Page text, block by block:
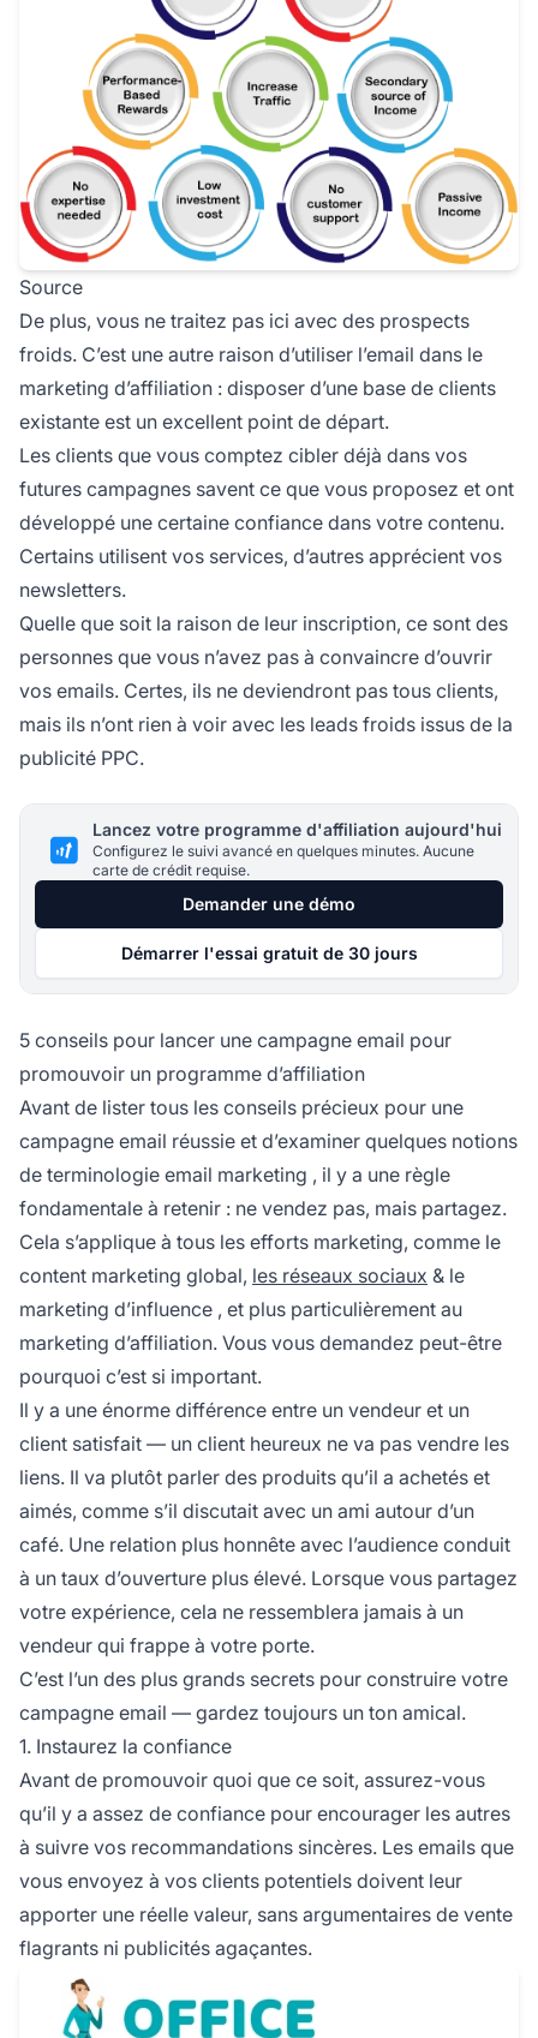
Source
De plus, vous ne traitez pas ici avec des prospects
froids. C’est une autre raison d’utiliser l’email dans le
marketing d’affiliation : disposer d’une base de clients
existante est un excellent point de départ.
Les clients que vous comptez cibler déjà dans vos
futures campagnes savent ce que vous proposez et ont
développé une certaine confiance dans votre contenu.
Certains utilisent vos services, d’autres apprécient vos
newsletters.
Quelle que soit la raison de leur inscription, ce sont des
personnes que vous n’avez pas à convaincre d’ouvrir
vos emails. Certes, ils ne deviendront pas tous clients,
mais ils n’ont rien à voir avec les leads froids issus de la
publicité PPC.
Lancez votre programme d'affiliation aujourd'hui
Configurez le suivi avancé en quelques minutes. Aucune
carte de crédit requise.
Demander une démo
Démarrer l'essai gratuit de 30 jours
5 conseils pour lancer une campagne email pour
promouvoir un programme d’affiliation
Avant de lister tous les conseils précieux pour une
campagne email réussie et d’examiner quelques notions
de terminologie email marketing , il y a une règle
fondamentale à retenir : ne vendez pas, mais partagez.
Cela s’applique à tous les efforts marketing, comme le
content marketing global, les réseaux sociaux & le
marketing d’influence , et plus particulièrement au
marketing d’affiliation. Vous vous demandez peut-être
pourquoi c’est si important.
Il y a une énorme différence entre un vendeur et un
client satisfait — un client heureux ne va pas vendre les
liens. Il va plutôt parler des produits qu’il a achetés et
aimés, comme s’il discutait avec un ami autour d’un
café. Une relation plus honnête avec l’audience conduit
à un taux d’ouverture plus élevé. Lorsque vous partagez
votre expérience, cela ne ressemblera jamais à un
vendeur qui frappe à votre porte.
C’est l’un des plus grands secrets pour construire votre
campagne email — gardez toujours un ton amical.
1. Instaurez la confiance
Avant de promouvoir quoi que ce soit, assurez-vous
qu’il y a assez de confiance pour encourager les autres
à suivre vos recommandations sincères. Les emails que
vous envoyez à vos clients potentiels doivent leur
apporter une réelle valeur, sans argumentaires de vente
flagrants ni publicités agaçantes.